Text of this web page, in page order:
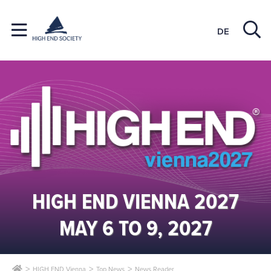
DE
HIGH END VIENNA 2027
MAY 6 TO 9, 2027
HIGH END Vienna Top News News Reader